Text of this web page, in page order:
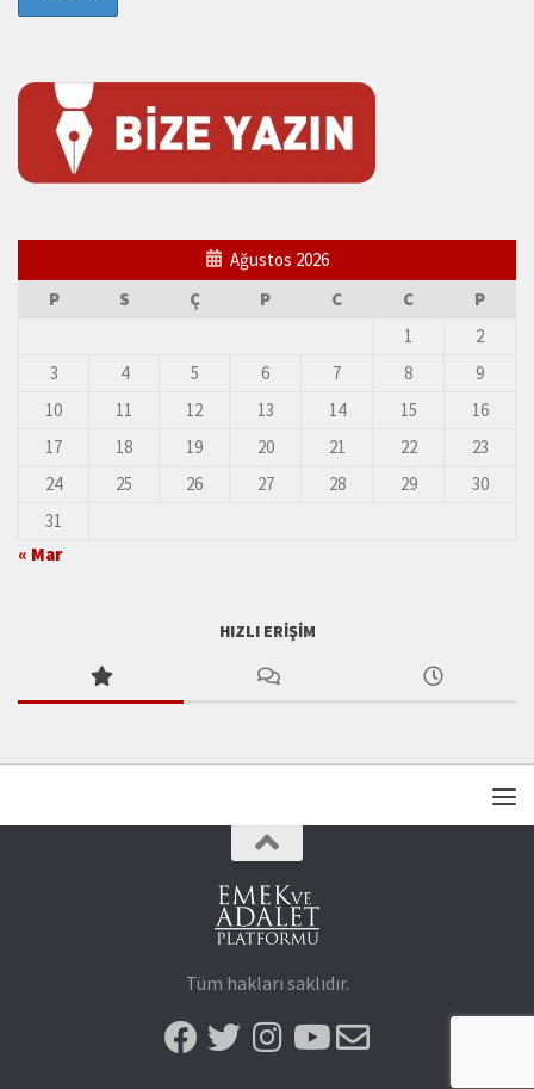
Ağustos 2026
P
S Ç P C C
P
1
2
3
4 5 6 7 8
9
10
11 12 13 14 15
16
17
18 19 20 21 22
23
24
25 26 27 28 29
30
31
« Mar
HIZLI ERIŞIM
Tüm hakları saklıdır.